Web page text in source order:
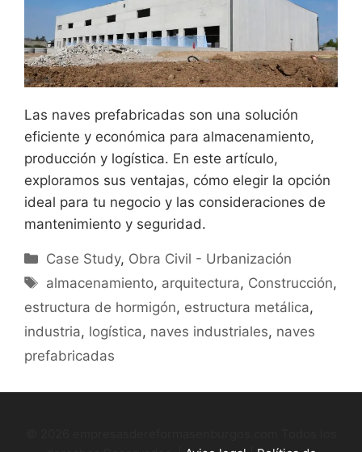
Las naves prefabricadas son una solución
eficiente y económica para almacenamiento,
producción y logística. En este artículo,
exploramos sus ventajas, cómo elegir la opción
ideal para tu negocio y las consideraciones de
mantenimiento y seguridad.
Categorías
Case Study, Obra Civil - Urbanización
Etiquetas
almacenamiento, arquitectura, Construcción,
estructura de hormigón, estructura metálica,
industria, logística, naves industriales, naves
prefabricadas